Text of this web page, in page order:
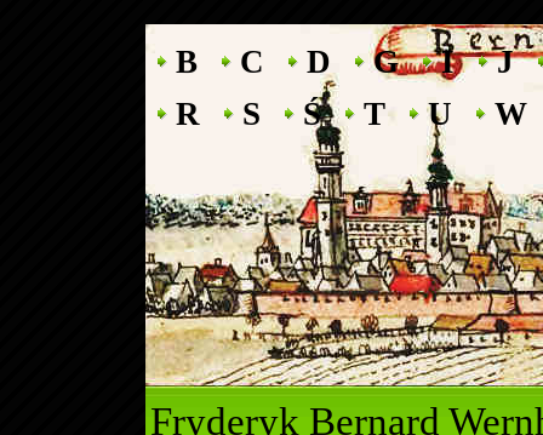
B C D G I
J
R
S Ś T U W
Fryderyk